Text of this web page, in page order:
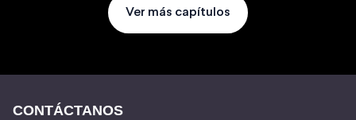
Ver más capítulos
CONTÁCTANOS